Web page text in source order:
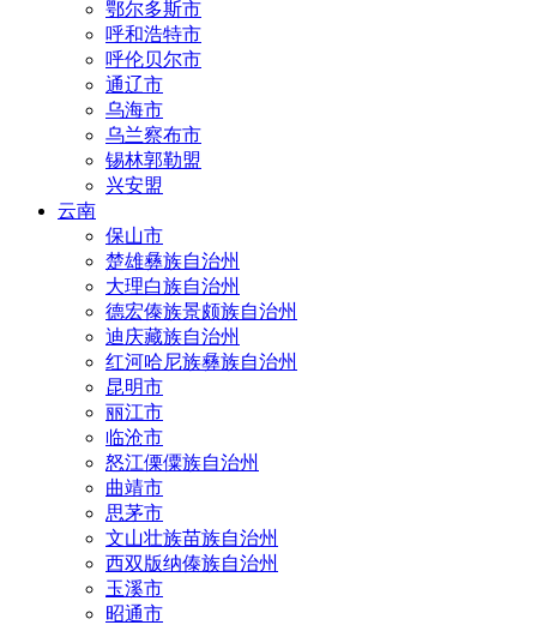
鄂尔多斯市
呼和浩特市
呼伦贝尔市
通辽市
乌海市
乌兰察布市
锡林郭勒盟
兴安盟
云南
保山市
楚雄彝族自治州
大理白族自治州
德宏傣族景颇族自治州
迪庆藏族自治州
红河哈尼族彝族自治州
昆明市
丽江市
临沧市
怒江傈僳族自治州
曲靖市
思茅市
文山壮族苗族自治州
西双版纳傣族自治州
玉溪市
昭通市